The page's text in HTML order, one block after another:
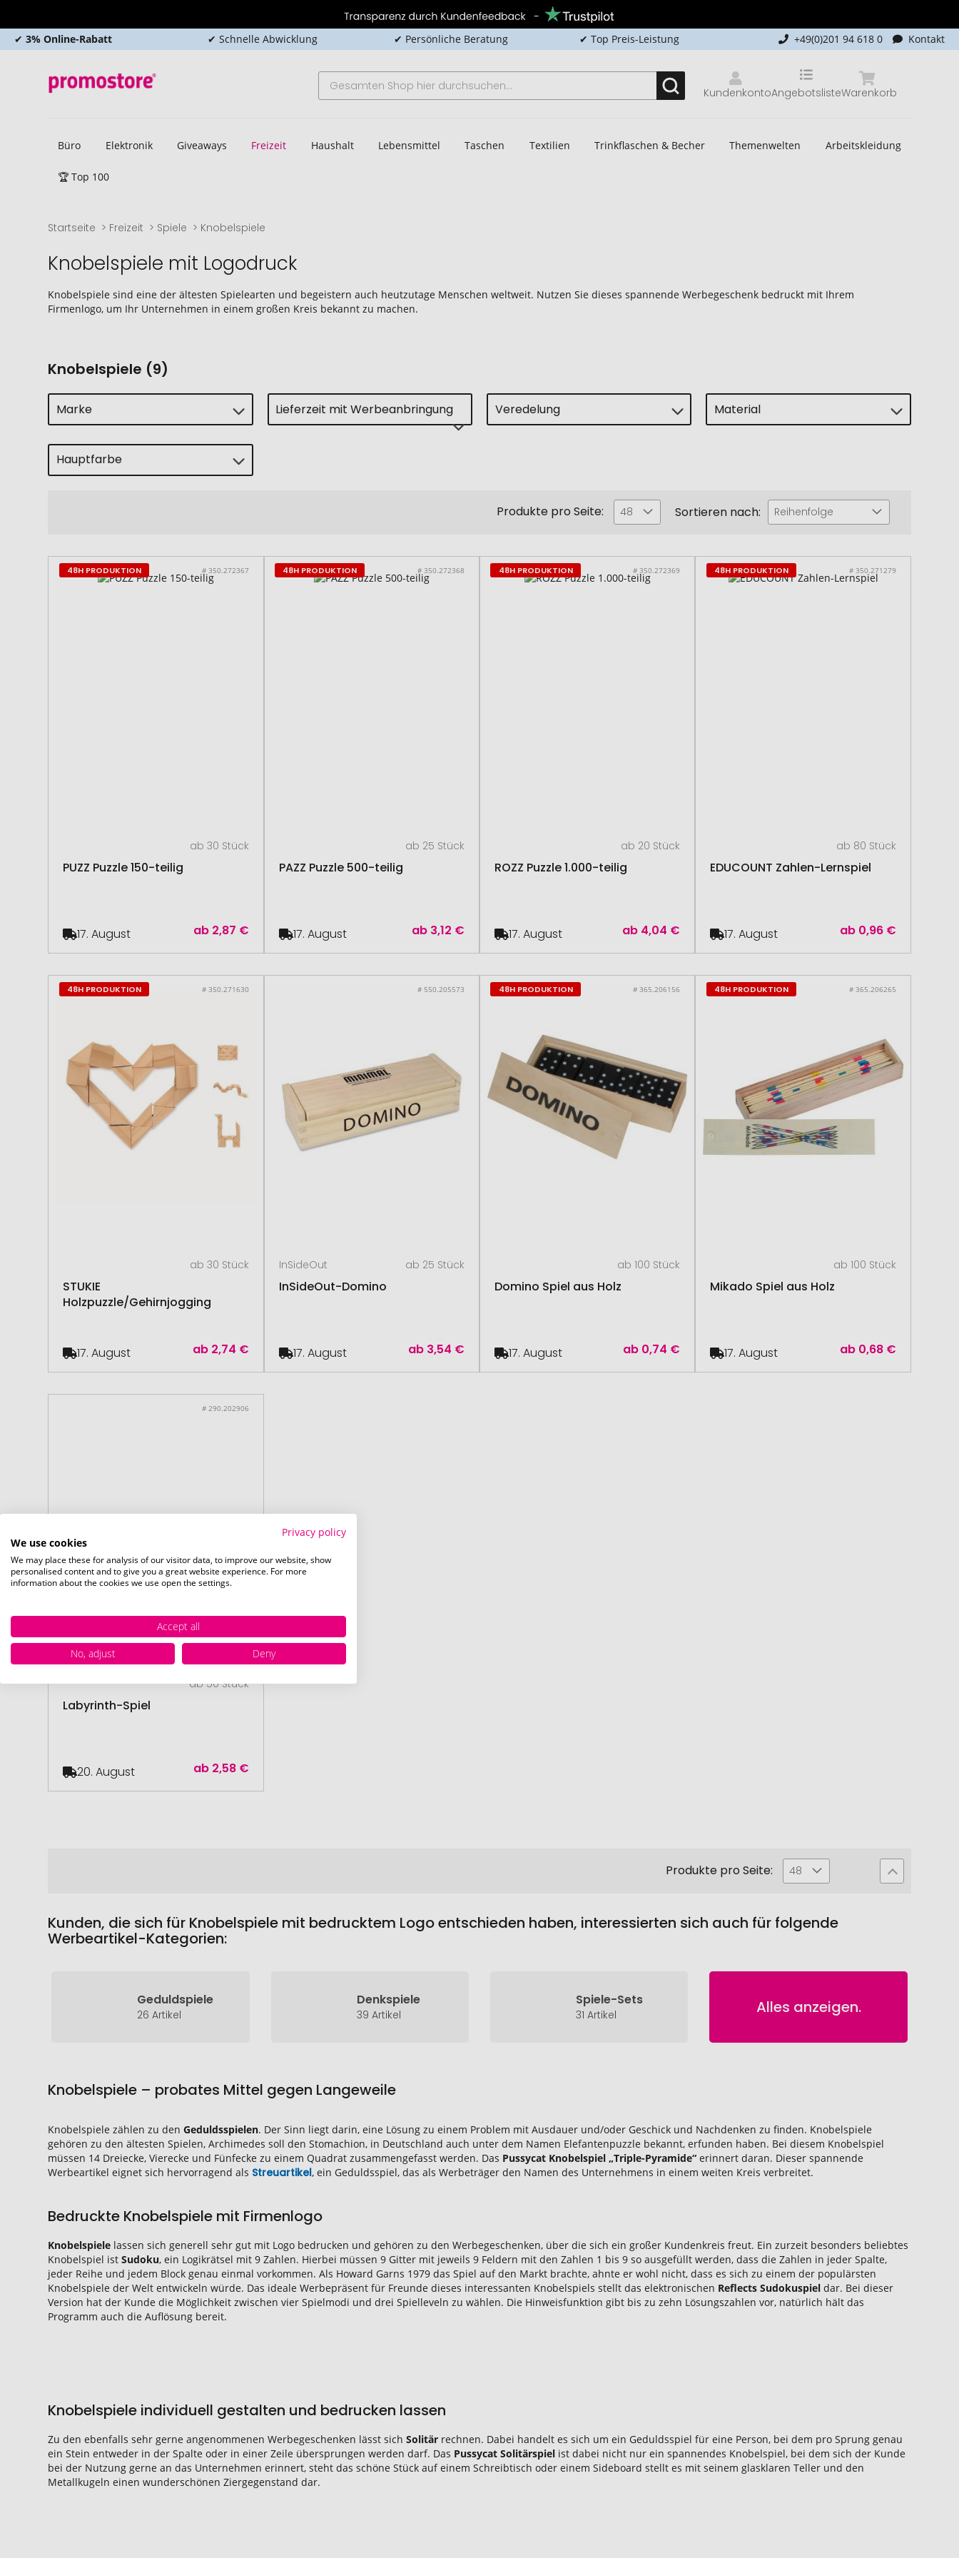
✔ 3% Online-Rabatt ✔ Schnelle Abwicklung ✔ Persönliche Beratung ✔ Top Preis-Leistung +49(0)201 94 618 0 Kontakt
Kundenkonto Warenkorb
Angebotsliste
Büro Elektronik Giveaways Freizeit Haushalt Lebensmittel Taschen Textilien Trinkflaschen & Becher Themenwelten Arbeitskleidung
🏆 Top 100
Startseite Freizeit Spiele Knobelspiele
Knobelspiele mit Logodruck
Knobelspiele sind eine der ältesten Spielearten und begeistern auch heutzutage Menschen weltweit. Nutzen Sie dieses spannende Werbegeschenk bedruckt mit Ihrem
Firmenlogo, um Ihr Unternehmen in einem großen Kreis bekannt zu machen.
Knobelspiele (9)
Marke Lieferzeit mit Werbeanbringung Veredelung Material
Hauptfarbe
Produkte pro Seite: 48 Sortieren nach: Reihenfolge
48H PRODUKTION # 350.272367
ab 30 Stück
PUZZ Puzzle 150-teilig
ab 2,87 €
17. August
48H PRODUKTION # 350.272368
ab 25 Stück
PAZZ Puzzle 500-teilig
ab 3,12 €
17. August
48H PRODUKTION # 350.272369
ab 20 Stück
ROZZ Puzzle 1.000-teilig
ab 4,04 €
17. August
48H PRODUKTION # 350.271279
ab 80 Stück
EDUCOUNT Zahlen-Lernspiel
ab 0,96 €
17. August
48H PRODUKTION # 350.271630
ab 30 Stück
STUKIE
Holzpuzzle/Gehirnjogging
ab 2,74 €
17. August
# 550.205573
InSideOut ab 25 Stück
InSideOut-Domino
ab 3,54 €
17. August
48H PRODUKTION # 365.206156
ab 100 Stück
Domino Spiel aus Holz
ab 0,74 €
17. August
48H PRODUKTION # 365.206265
ab 100 Stück
Mikado Spiel aus Holz
ab 0,68 €
17. August
# 290.202906
ab 50 Stück
Labyrinth-Spiel
ab 2,58 €
20. August
Produkte pro Seite: 48
Kunden, die sich für Knobelspiele mit bedrucktem Logo entschieden haben, interessierten sich auch für folgende
Werbeartikel-Kategorien:
Geduldspiele
26 Artikel
Denkspiele
39 Artikel
Spiele-Sets
31 Artikel Alles anzeigen.
Knobelspiele – probates Mittel gegen Langeweile
Knobelspiele zählen zu denGeduldsspielen. Der Sinn liegt darin, eine Lösung zu einem Problem mit Ausdauer und/oder Geschick und Nachdenken zu finden. Knobelspiele
gehören zu den ältesten Spielen, Archimedes soll den Stomachion, in Deutschland auch unter dem Namen Elefantenpuzzle bekannt, erfunden haben. Bei diesem Knobelspiel
müssen 14 Dreiecke, Vierecke und Fünfecke zu einem Quadrat zusammengefasst werden. Das Pussycat Knobelspiel „Triple-Pyramide“ erinnert daran. Dieser spannende
Werbeartikel eignet sich hervorragend als Streuartikel, ein Geduldsspiel, das als Werbeträger den Namen des Unternehmens in einem weiten Kreis verbreitet.
Bedruckte Knobelspiele mit Firmenlogo
Knobelspiele lassen sich generell sehr gut mit Logo bedrucken und gehören zu den Werbegeschenken, über die sich ein großer Kundenkreis freut. Ein zurzeit besonders beliebtes
Knobelspiel istSudoku, ein Logikrätsel mit 9 Zahlen. Hierbei müssen 9 Gitter mit jeweils 9 Feldern mit den Zahlen 1 bis 9 so ausgefüllt werden, dass die Zahlen in jeder Spalte,
jeder Reihe und jedem Block genau einmal vorkommen. Als Howard Garns 1979 das Spiel auf den Markt brachte, ahnte er wohl nicht, dass es sich zu einem der populärsten
Knobelspiele der Welt entwickeln würde. Das ideale Werbepräsent für Freunde dieses interessanten Knobelspiels stellt das elektronischen Reflects Sudokuspieldar. Bei dieser
Version hat der Kunde die Möglichkeit zwischen vier Spielmodi und drei Spielleveln zu wählen. Die Hinweisfunktion gibt bis zu zehn Lösungszahlen vor, natürlich hält das
Programm auch die Auflösung bereit.
Knobelspiele individuell gestalten und bedrucken lassen
Zu den ebenfalls sehr gerne angenommenen Werbegeschenken lässt sichSolitär rechnen. Dabei handelt es sich um ein Geduldsspiel für eine Person, bei dem pro Sprung genau
ein Stein entweder in der Spalte oder in einer Zeile übersprungen werden darf. Das Pussycat Solitärspiel ist dabei nicht nur ein spannendes Knobelspiel, bei dem sich der Kunde
bei der Nutzung gerne an das Unternehmen erinnert, steht das schöne Stück auf einem Schreibtisch oder einem Sideboard stellt es mit seinem glasklaren Teller und den
Metallkugeln einen wunderschönen Ziergegenstand dar.
Privacy policy
We use cookies
We may place these for analysis of our visitor data, to improve our website, show
personalised content and to give you a great website experience. For more
information about the cookies we use open the settings.
Accept all
No, adjust
Deny